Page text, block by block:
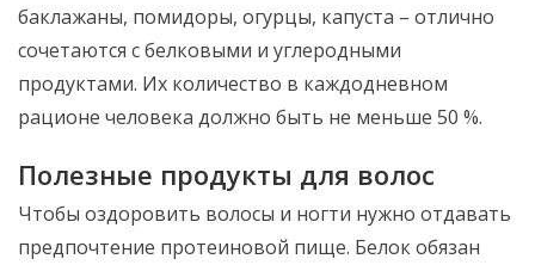
баклажаны, помидоры, огурцы, капуста – отлично
сочетаются с белковыми и углеродными
продуктами. Их количество в каждодневном
рационе человека должно быть не меньше 50 %.
Полезные продукты для волос
Чтобы оздоровить волосы и ногти нужно отдавать
предпочтение протеиновой пище. Белок обязан